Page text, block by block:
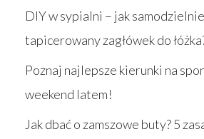
DIY w sypialni – jak
tapicerowany zagłówek do
Poznaj najlepsze kierunki na
weekend latem!
Jak dbać o zamszowe buty? 5